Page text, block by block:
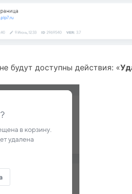
будут доступны действия: «